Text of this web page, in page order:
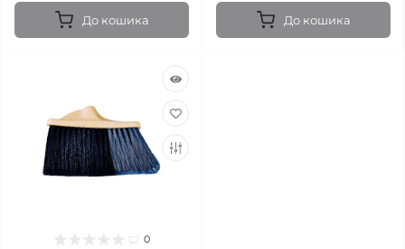
До кошика До кошика
0